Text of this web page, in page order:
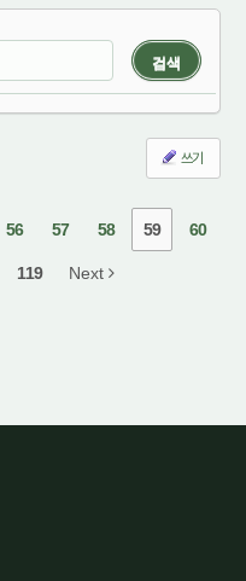
검색
쓰기
56 57 58 59 60
119 Next